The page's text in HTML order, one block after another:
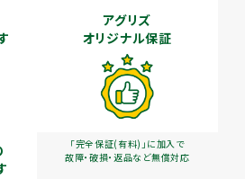
アグリズ
オリジナル保証
「完全保証(有料)」に加入で
故障・破損・返品など無償対応